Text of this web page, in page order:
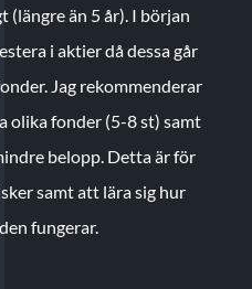
(längre än 5 år). I början
i aktier då dessa går
Jag rekommenderar
olika fonder (5-8 st) samt
belopp. Detta är för
samt att lära sig hur
fungerar.